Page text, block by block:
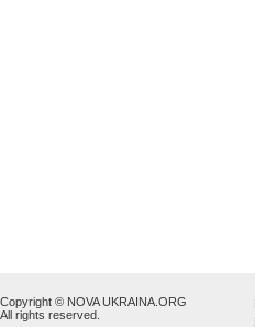
Copyright © NOVA UKRAINA.ORG
All rights reserved.